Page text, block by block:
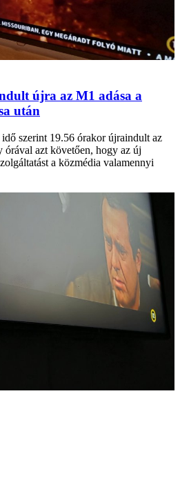
újra az M1 adása a
után
szerint 19.56 órakor újraindult az
azt követően, hogy az új
a közmédia valamennyi